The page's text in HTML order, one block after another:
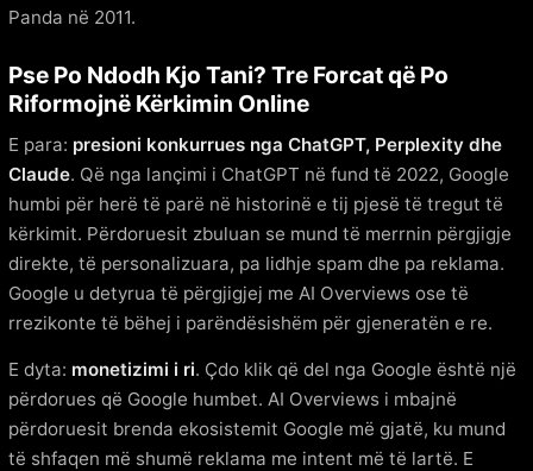
Panda në 2011.
Pse Po Ndodh Kjo Tani? Tre Forcat që Po
Riformojnë Kërkimin Online
E para: presioni konkurrues nga ChatGPT, Perplexity dhe
Claude. Që nga lançimi i ChatGPT në fund të 2022, Google
humbi për herë të parë në historinë e tij pjesë të tregut të
kërkimit. Përdoruesit zbuluan se mund të merrnin përgjigje
direkte, të personalizuara, pa lidhje spam dhe pa reklama.
Google u detyrua të përgjigjej me AI Overviews ose të
rrezikonte të bëhej i parëndësishëm për gjeneratën e re.
E dyta: monetizimi i ri. Çdo klik që del nga Google është një
përdorues që Google humbet. AI Overviews i mbajnë
përdoruesit brenda ekosistemit Google më gjatë, ku mund
të shfaqen më shumë reklama me intent më të lartë. E